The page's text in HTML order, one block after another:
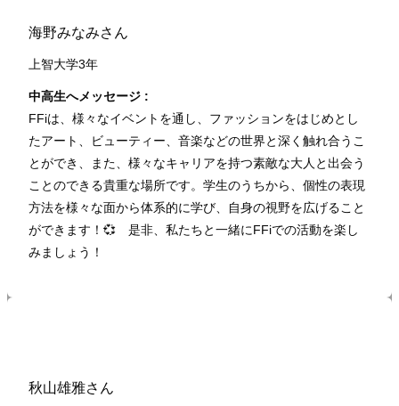
海野みなみさん
上智大学3年
中高生へメッセージ :
FFiは、様々なイベントを通し、ファッションをはじめとし
たアート、ビューティー、音楽などの世界と深く触れ合うこ
とができ、また、様々なキャリアを持つ素敵な大人と出会う
ことのできる貴重な場所です。学生のうちから、個性の表現
方法を様々な面から体系的に学び、自身の視野を広げること
ができます！💞 是非、私たちと一緒にFFiでの活動を楽し
みましょう！
秋山雄雅さん